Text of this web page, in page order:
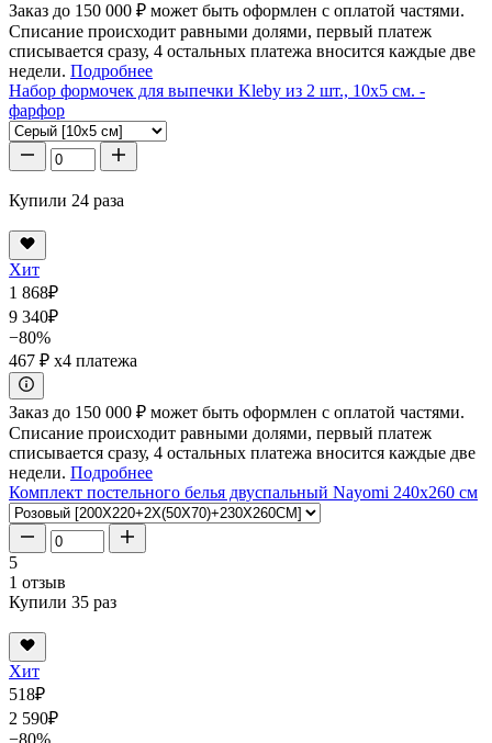
Заказ до 150 000 ₽ может быть оформлен с оплатой частями.
Списание происходит равными долями, первый платеж
списывается сразу, 4 остальных платежа вносится каждые две
недели. Подробнее
Набор формочек для выпечки Kleby из 2 шт., 10x5 см. -
фарфор
Купили 24 раза
Хит
1 868₽
9 340₽
−80%
467 ₽ x4 платежа
Заказ до 150 000 ₽ может быть оформлен с оплатой частями.
Списание происходит равными долями, первый платеж
списывается сразу, 4 остальных платежа вносится каждые две
недели. Подробнее
Комплект постельного белья двуспальный Nayomi 240x260 см
5
1 отзыв
Купили 35 раз
Хит
518₽
2 590₽